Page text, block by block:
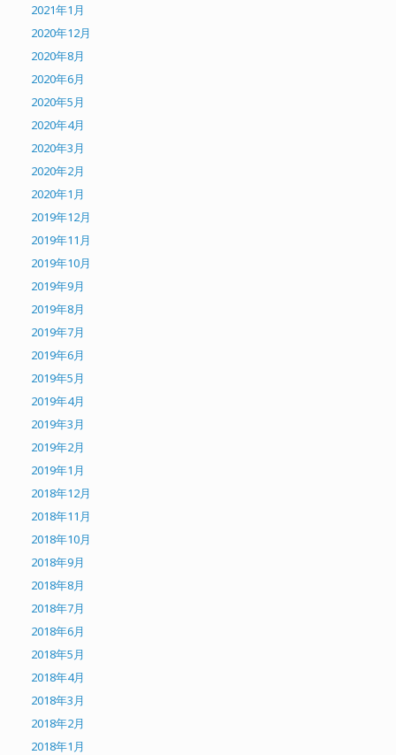
2021年1月
2020年12月
2020年8月
2020年6月
2020年5月
2020年4月
2020年3月
2020年2月
2020年1月
2019年12月
2019年11月
2019年10月
2019年9月
2019年8月
2019年7月
2019年6月
2019年5月
2019年4月
2019年3月
2019年2月
2019年1月
2018年12月
2018年11月
2018年10月
2018年9月
2018年8月
2018年7月
2018年6月
2018年5月
2018年4月
2018年3月
2018年2月
2018年1月